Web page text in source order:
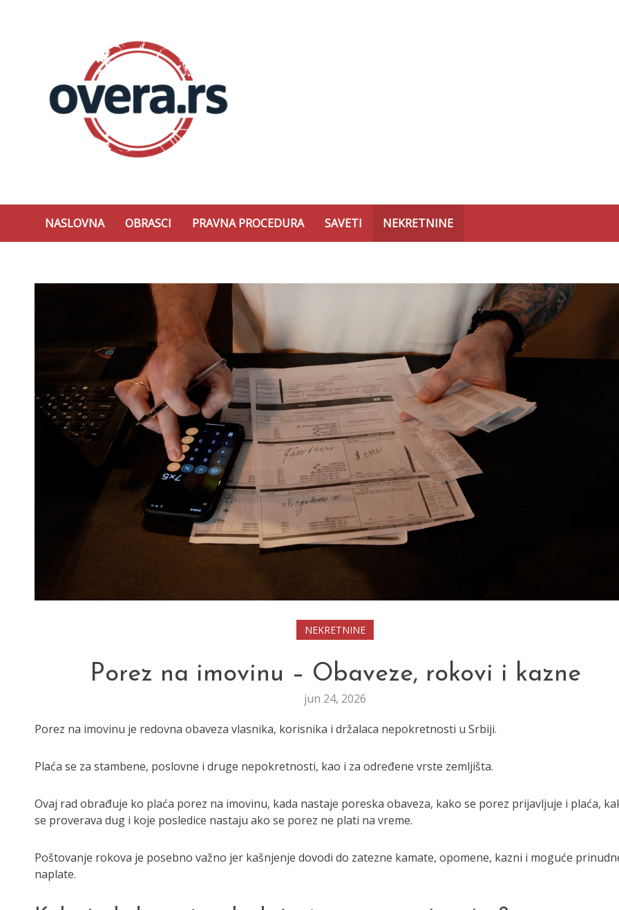
NASLOVNA OBRASCI PRAVNA PROCEDURA SAVETI NEKRETNINE
NEKRETNINE
Porez na imovinu – Obaveze, rokovi i kazne
jun 24, 2026
Porez na imovinu je redovna obaveza vlasnika, korisnika i držalaca nepokretnosti u Srbiji.
Plaća se za stambene, poslovne i druge nepokretnosti, kao i za određene vrste zemljišta.
Ovaj rad obrađuje ko plaća porez na imovinu, kada nastaje poreska obaveza, kako se porez prijavljuje i plaća,
se proverava dug i koje posledice nastaju ako se porez ne plati na vreme.
Poštovanje rokova je posebno važno jer kašnjenje dovodi do zatezne kamate, opomene, kazni i moguće
naplate.